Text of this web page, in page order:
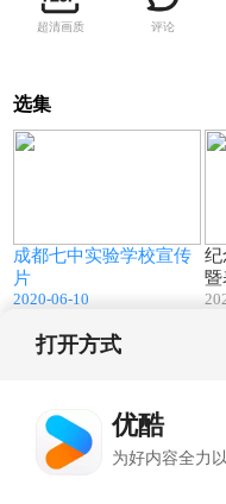
超清画质 评论
选集
成都七中实验学校宣传
片
2020-06-10
纪
暨
打开方式
优酷
为好内容全力